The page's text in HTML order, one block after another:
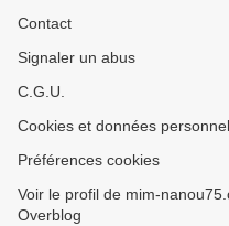
Contact
Signaler un abus
C.G.U.
Cookies et données
Préférences cookies
Voir le profil de mim-
Overblog